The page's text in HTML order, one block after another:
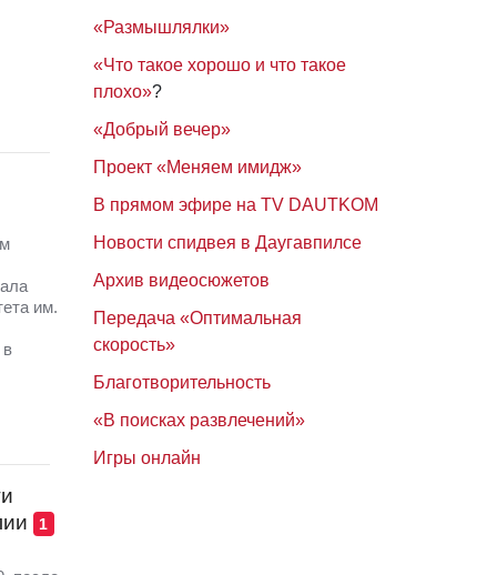
им.
в
1
«Размышлялки»
«Что такое хорошо и что такое
плохо»?
«Добрый вечер»
Проект «Меняем имидж»
В прямом эфире на TV DAUTKOM
Новости спидвея в Даугавпилсе
Архив видеосюжетов
Передача «Оптимальная
скорость»
Благотворительность
«В поисках развлечений»
Игры онлайн